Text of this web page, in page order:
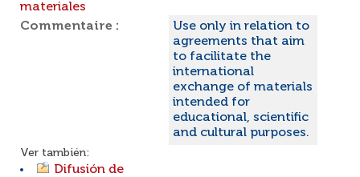
materiales
Commentaire :
Use only in relation to
agreements that aim
to facilitate the
international
exchange of materials
intended for
educational, scientific
and cultural purposes.
Ver también:
Difusión de